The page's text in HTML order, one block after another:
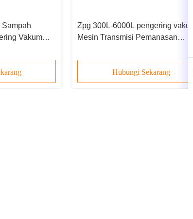
Sampah
Vakum
Zpg 300L-6000L pengering vakum
Mesin Transmisi Pemanasan
Hubungi Sekarang